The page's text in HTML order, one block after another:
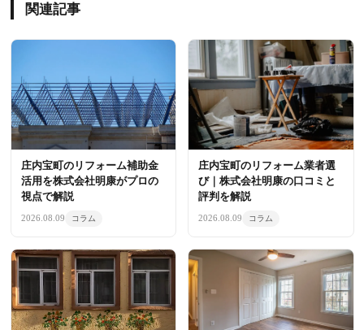
関連記事
庄内宝町のリフォーム補助金
活用を株式会社明康がプロの
視点で解説
2026.08.09 コラム
庄内宝町のリフォーム業者選
び｜株式会社明康の口コミと
評判を解説
2026.08.09 コラム